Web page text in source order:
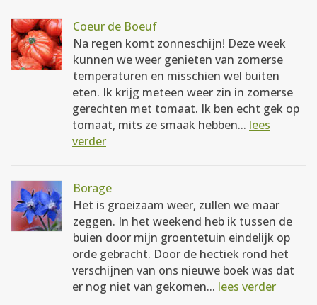
Coeur de Boeuf
Na regen komt zonneschijn! Deze week
kunnen we weer genieten van zomerse
temperaturen en misschien wel buiten
eten. Ik krijg meteen weer zin in zomerse
gerechten met tomaat. Ik ben echt gek op
tomaat, mits ze smaak hebben... lees
verder
Borage
Het is groeizaam weer, zullen we maar
zeggen. In het weekend heb ik tussen de
buien door mijn groentetuin eindelijk op
orde gebracht. Door de hectiek rond het
verschijnen van ons nieuwe boek was dat
er nog niet van gekomen... lees verder